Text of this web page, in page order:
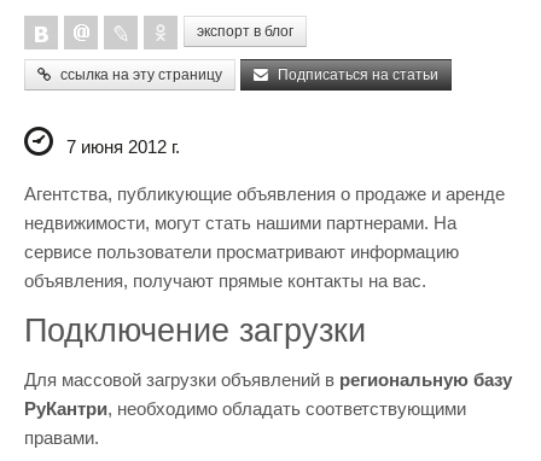
экспорт в блог
ссылка на эту страницу Подписаться на статьи
7 июня 2012 г.
Агентства, публикующие объявления о продаже и аренде
недвижимости, могут стать нашими партнерами. На
сервисе пользователи просматривают информацию
объявления, получают прямые контакты на вас.
Подключение загрузки
Для массовой загрузки объявлений в региональную базу
РуКантри, необходимо обладать соответствующими
правами.